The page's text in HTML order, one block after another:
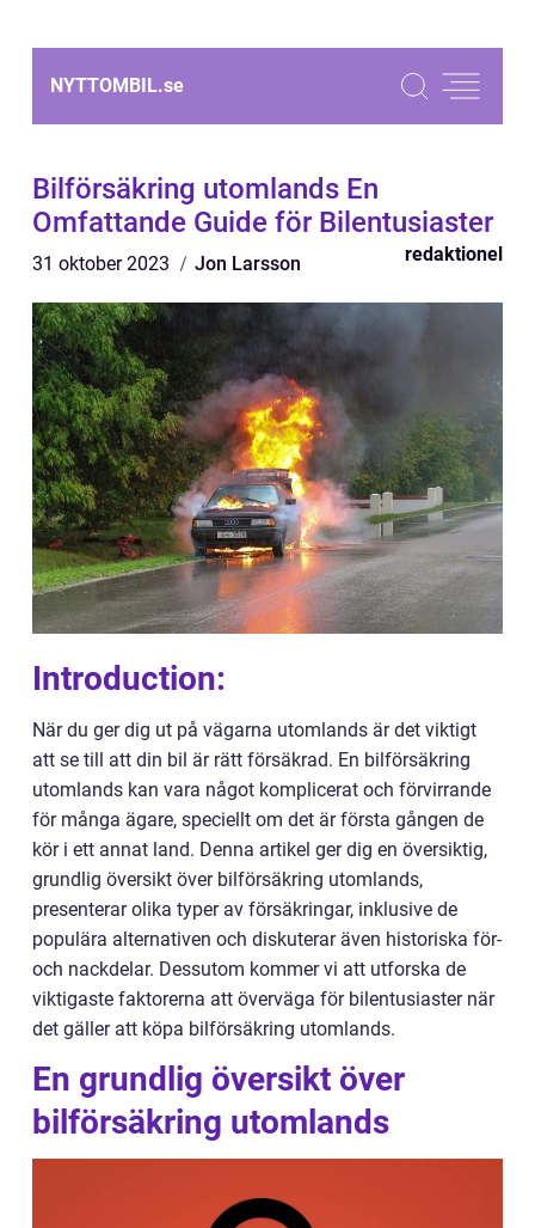
NYTTOMBIL.se
Bilförsäkring utomlands En
Omfattande Guide för Bilentusiaster
31 oktober 2023 Jon Larsson redaktionel
Introduction:
När du ger dig ut på vägarna utomlands är det viktigt
att se till att din bil är rätt försäkrad. En bilförsäkring
utomlands kan vara något komplicerat och förvirrande
för många ägare, speciellt om det är första gången de
kör i ett annat land. Denna artikel ger dig en översiktig,
grundlig översikt över bilförsäkring utomlands,
presenterar olika typer av försäkringar, inklusive de
populära alternativen och diskuterar även historiska för-
och nackdelar. Dessutom kommer vi att utforska de
viktigaste faktorerna att överväga för bilentusiaster när
det gäller att köpa bilförsäkring utomlands.
En grundlig översikt över
bilförsäkring utomlands